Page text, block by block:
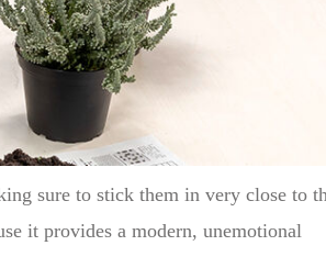
sure to stick them in very close to
it provides a modern, unemotional